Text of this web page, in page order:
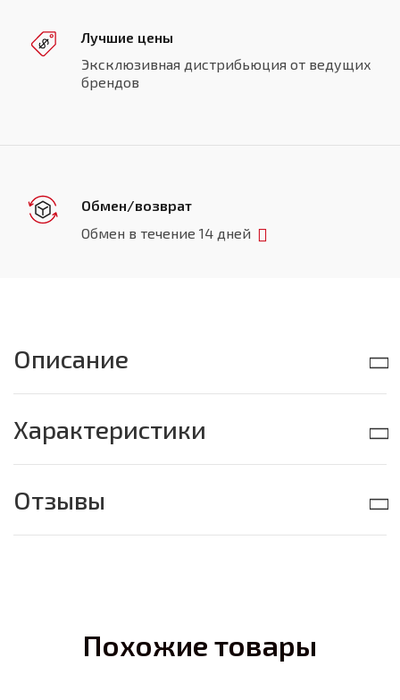
Лучшие цены
Эксклюзивная дистрибьюция от ведущих
брендов
Обмен/возврат
Обмен в течение 14 дней
Описание
Характеристики
Отзывы
Похожие товары